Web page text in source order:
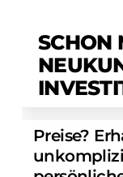
SCHON
Preise?